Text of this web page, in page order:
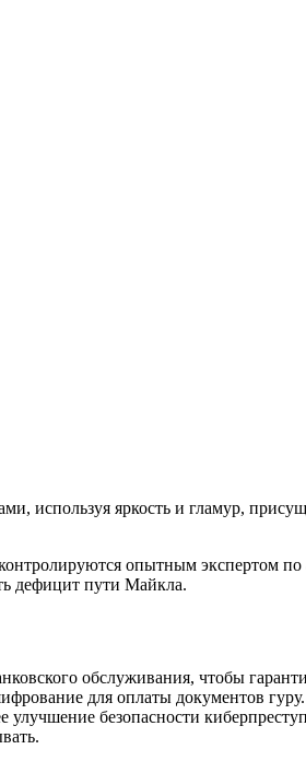
используя яркость и гламур,
опытным экспертом по
дефицит пути Майкла.
обслуживания, чтобы
для оплаты документов
улучшение безопасности